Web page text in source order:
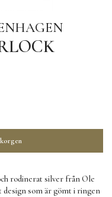
rodinerat silver från Ole
design som är gömt i ringen